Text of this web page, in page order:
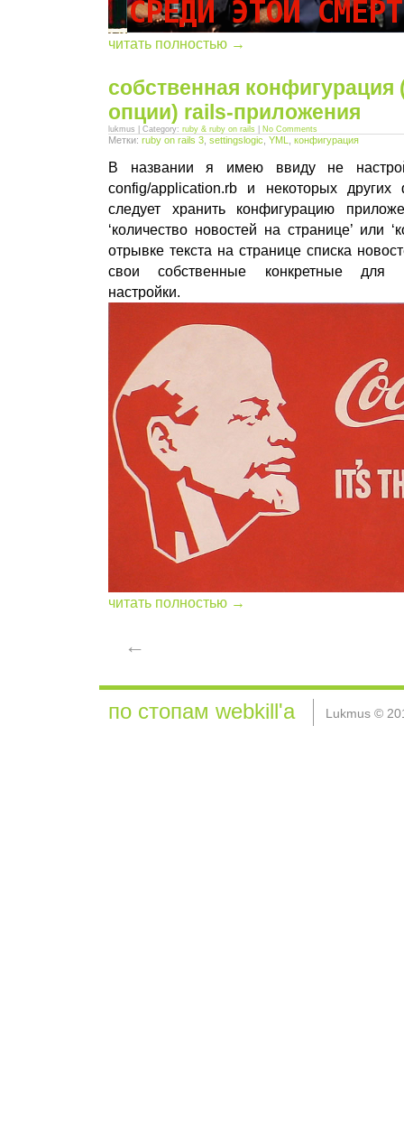
читать полностью →
собственная конфигурация
опции) rails-приложения
lukmus | Category: ruby & ruby on rails No Comments
Метки: ruby on rails 3 settingslogic YML конфигурация
В названии я имею ввиду не
config/application.rb и некоторых
следует хранить конфигурацию
‘количество новостей на странице’ или
отрывке текста на странице списка
свои собственные конкретные для
настройки.
читать полностью →
←
по стопам webkill'а Lukmus ©